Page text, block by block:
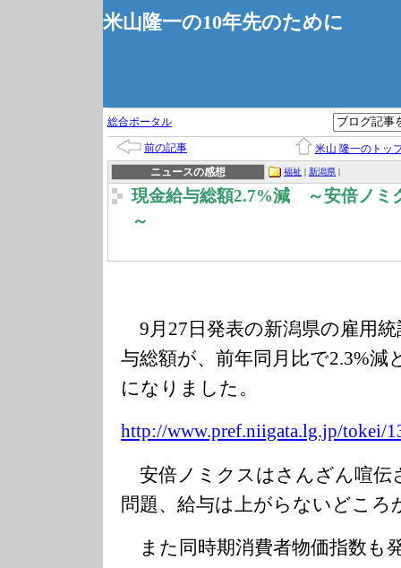
米山隆一の10年先のために
総合ポータル
前の記事
米山 隆一のトッ
ニュースの感想
福祉 | 新潟県 |
現金給与総額2.7%減 ～安倍ノミ
～
9月27日発表の新潟県の雇用
与総額が、前年同月比で2.3%
になりました。
http://www.pref.niigata.lg.jp/tokei/
安倍ノミクスはさんざん喧伝
問題、給与は上がらないどころ
また同時期消費者物価指数も